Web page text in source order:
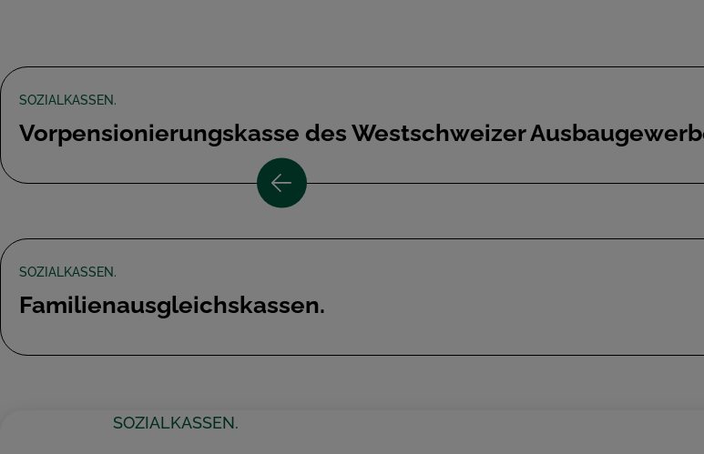
SOZIALKASSEN.
Vorpensionierungskasse des Westschweizer
SOZIALKASSEN.
Familienausgleichskassen.
SOZIALKASSEN.